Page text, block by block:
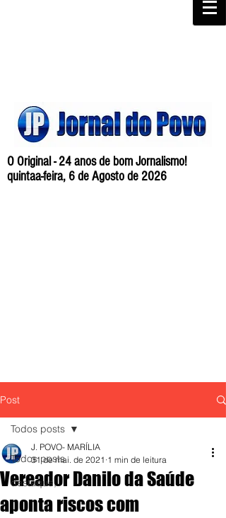
O Original - 24 anos de bom Jornalismo!
quintaa-feira, 6 de Agosto de 2026
Post
Todos posts
destaque,
Todos posts
Vereador Danilo da Saúde
aponta riscos com
J. POVO- MARÍLIA
31 de mai. de 2021 1 min de leitura